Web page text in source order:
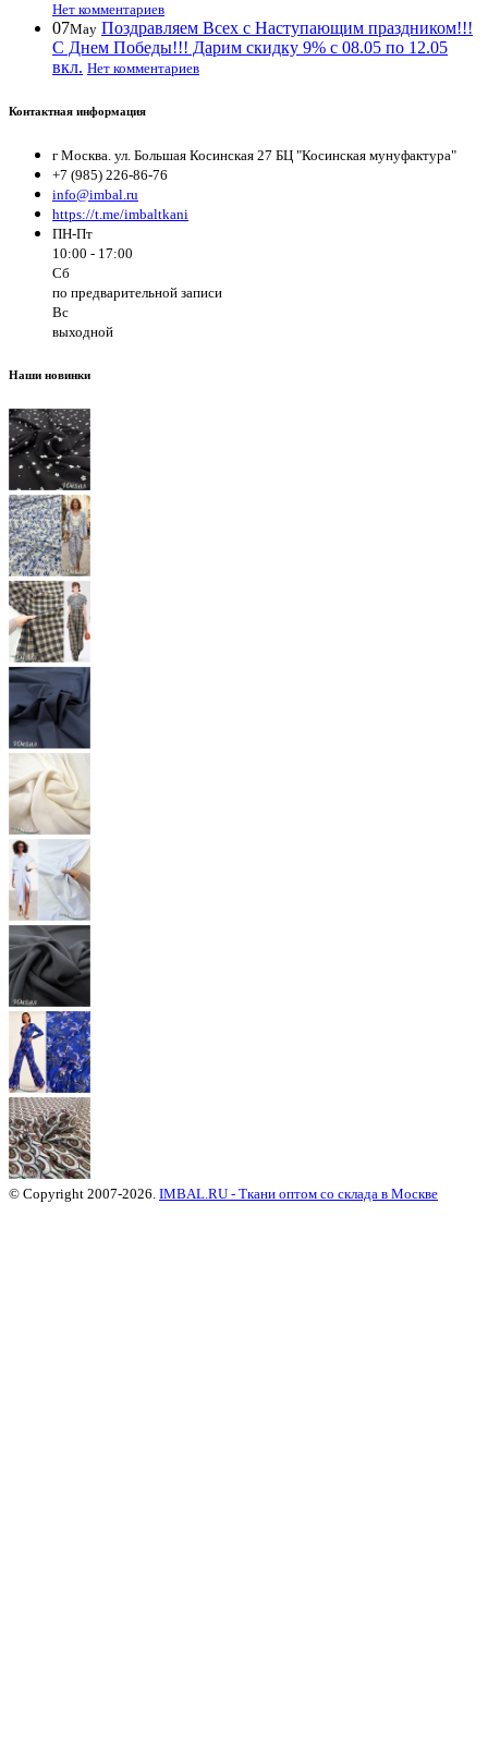
Нет комментариев
07May Поздравляем Всех с Наступающим праздником!!!
С Днем Победы!!! Дарим скидку 9% с 08.05 по 12.05
вкл. Нет комментариев
Контактная информация
г Москва. ул. Большая Косинская 27 БЦ "Косинская мунуфактура"
+7 (985) 226-86-76
info@imbal.ru
https://t.me/imbaltkani
ПН-Пт
10:00 - 17:00
Сб
по предварительной записи
Вс
выходной
Наши новинки
© Copyright 2007-2026. IMBAL.RU - Ткани оптом со склада в Москве